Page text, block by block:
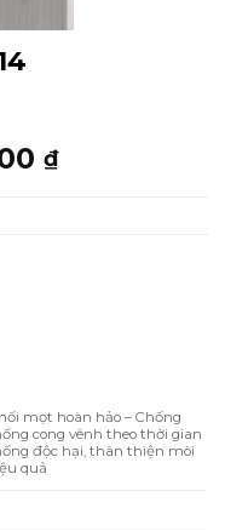
₫.
₫Giá
hiện
tại
mọt hoàn hảo – Chống
cong vênh theo thời gian
độc hại, thân thiện môi
quả